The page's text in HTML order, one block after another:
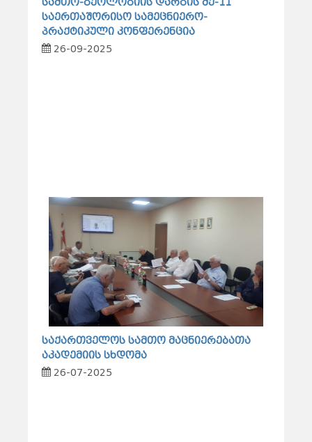
საერთაშორისო სამეცნიერო-
პრაქტიკული კონფერენცია
26-09-2025
საქართველოს სამთო მაცნიერებათა
აკადემიის სხდომა
26-07-2025